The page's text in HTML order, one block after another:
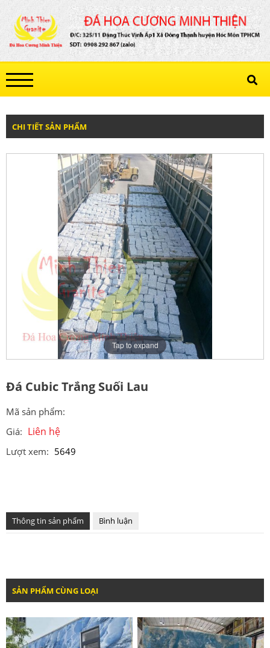
CHI TIẾT SẢN PHẨM
Tap to expand
Đá Cubic Trắng Suối Lau
Mã sản phẩm:
Giá: Liên hệ
Lượt xem: 5649
Thông tin sản phẩm Bình luận
SẢN PHẨM CÙNG LOẠI